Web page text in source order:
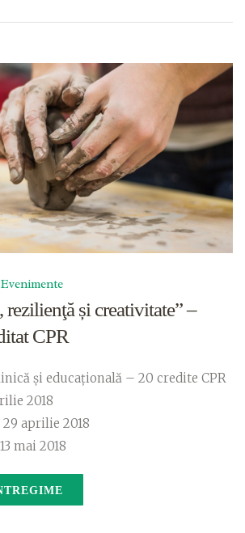
Evenimente
și creativitate” –
CPR
şi educaţională – 20 credite CPR
2018
aprilie 2018
mai 2018